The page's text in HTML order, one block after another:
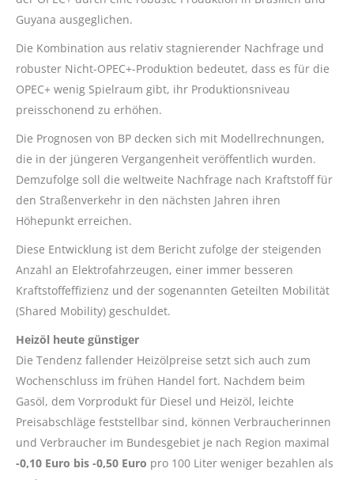
Guyana ausgeglichen.
Die Kombination aus relativ stagnierender Nachfrage und
robuster Nicht-OPEC+-Produktion bedeutet, dass es für die
OPEC+ wenig Spielraum gibt, ihr Produktionsniveau
preisschonend zu erhöhen.
Die Prognosen von BP decken sich mit Modellrechnungen,
die in der jüngeren Vergangenheit veröffentlich wurden.
Demzufolge soll die weltweite Nachfrage nach Kraftstoff für
den Straßenverkehr in den nächsten Jahren ihren
Höhepunkt erreichen.
Diese Entwicklung ist dem Bericht zufolge der steigenden
Anzahl an Elektrofahrzeugen, einer immer besseren
Kraftstoffeffizienz und der sogenannten Geteilten Mobilität
(Shared Mobility) geschuldet.
Heizöl heute günstiger
Die Tendenz fallender Heizölpreise setzt sich auch zum
Wochenschluss im frühen Handel fort. Nachdem beim
Gasöl, dem Vorprodukt für Diesel und Heizöl, leichte
Preisabschläge feststellbar sind, können Verbraucherinnen
und Verbraucher im Bundesgebiet je nach Region maximal
-0,10 Euro bis -0,50 Euro pro 100 Liter weniger bezahlen als